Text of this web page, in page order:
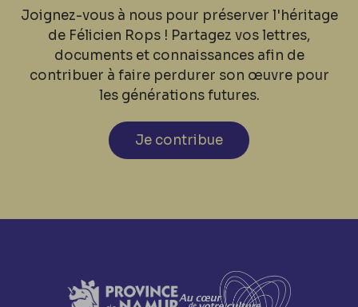
Joignez-vous à nous pour préserver l'héritage
de Félicien Rops ! Partagez vos lettres,
documents et connaissances afin de
contribuer à faire perdurer son œuvre pour
les générations futures.
Je contribue